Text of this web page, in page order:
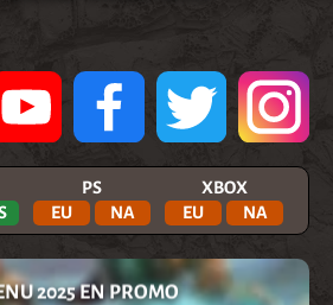
PS
EU
NA
XBOX
EU
NA
2025 EN PROMO